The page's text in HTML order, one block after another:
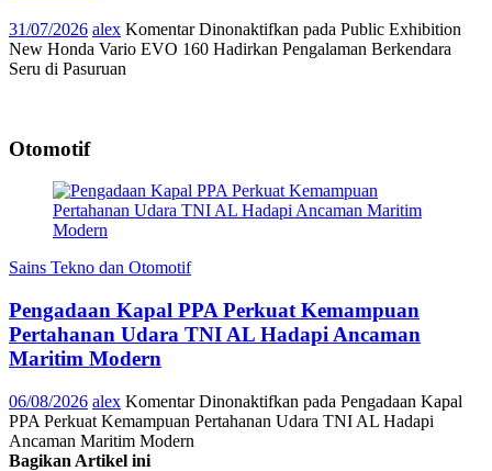
31/07/2026 alex Komentar Dinonaktifkan pada Public Exhibition
New Honda Vario EVO 160 Hadirkan Pengalaman Berkendara
Seru di Pasuruan
Otomotif
Sains Tekno dan Otomotif
Pengadaan Kapal PPA Perkuat Kemampuan
Pertahanan Udara TNI AL Hadapi Ancaman
Maritim Modern
06/08/2026 alex Komentar Dinonaktifkan pada Pengadaan Kapal
PPA Perkuat Kemampuan Pertahanan Udara TNI AL Hadapi
Ancaman Maritim Modern
Bagikan Artikel ini